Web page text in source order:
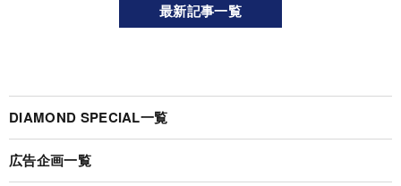
最新記事一覧
DIAMOND SPECIAL一覧
広告企画一覧